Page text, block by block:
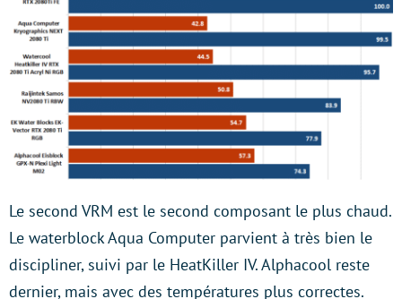
Le second VRM est le second composant le plus chaud.
Le waterblock Aqua Computer parvient à très bien le
discipliner, suivi par le HeatKiller IV. Alphacool reste
dernier, mais avec des températures plus correctes.